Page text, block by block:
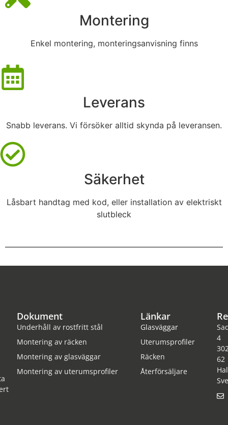
Montering
Enkel montering, monteringsanvisning finns
Leverans
Snabb leverans. Vi försöker alltid skynda på leveransen.
Säkerhet
Låsbart handtag med kod, eller installation av elektriskt
slutbleck
Länkar
Glasväggar
Uterumsprofiler
Räcken
Återförsäljare
Dokument
Underhåll av rostfritt stål
Montering av räcken
Montering av glasväggar
Montering av uterumsprofiler
4
62